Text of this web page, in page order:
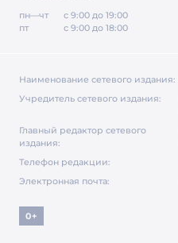
пн—чт
с 9:00 до 19:00
пт
с 9:00 до 18:00
Наименование сетевого издания:
Учредитель сетевого издания:
Главный редактор сетевого
издания:
Телефон редакции:
Электронная почта:
0+